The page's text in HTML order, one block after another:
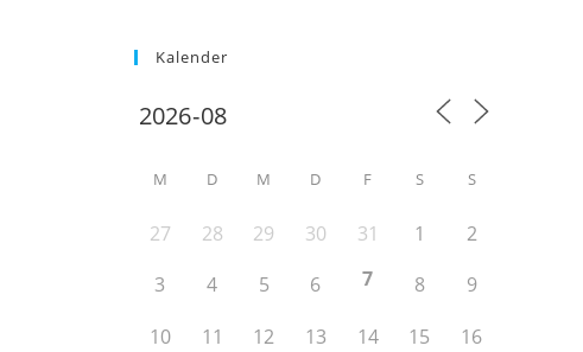
Kalender
M D M D F S S
27 28 29 30 31 1
2
3
4 5 6 7 8
9
10
11 12 13 14 15
16